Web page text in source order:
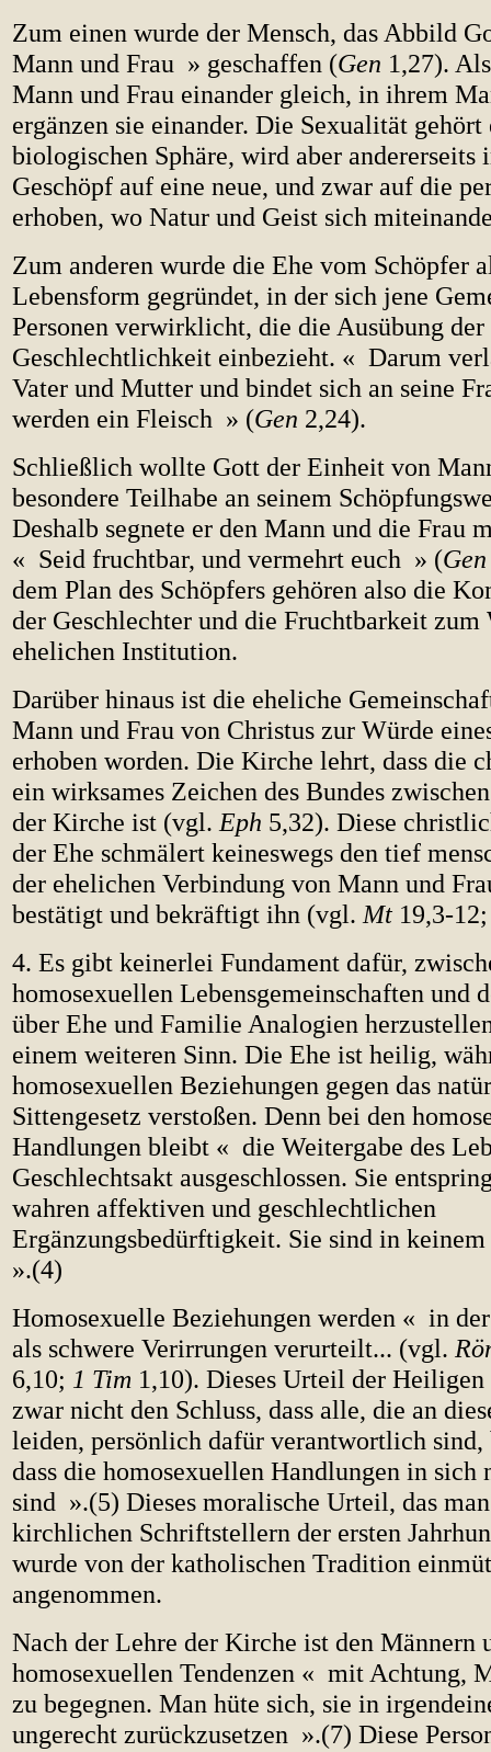
Zum einen wurde der Mensch, das Abbild
Mann und Frau » geschaffen (Gen 1,27).
Mann und Frau einander gleich, in ihrem
ergänzen sie einander. Die Sexualität gehört
biologischen Sphäre, wird aber andererseits
Geschöpf auf eine neue, und zwar auf die
erhoben, wo Natur und Geist sich
Zum anderen wurde die Ehe vom Schöpfer
Lebensform gegründet, in der sich jene
Personen verwirklicht, die die Ausübung der
Geschlechtlichkeit einbezieht. « Darum
Vater und Mutter und bindet sich an seine
werden ein Fleisch » (Gen 2,24).
Schließlich wollte Gott der Einheit von
besondere Teilhabe an seinem
Deshalb segnete er den Mann und die Frau
« Seid fruchtbar, und vermehrt euch » (Gen
dem Plan des Schöpfers gehören also die
der Geschlechter und die Fruchtbarkeit zum
ehelichen Institution.
Darüber hinaus ist die eheliche
Mann und Frau von Christus zur Würde
erhoben worden. Die Kirche lehrt, dass die
ein wirksames Zeichen des Bundes
der Kirche ist (vgl. Eph 5,32). Diese
der Ehe schmälert keineswegs den tief
der ehelichen Verbindung von Mann und
bestätigt und bekräftigt ihn (vgl. Mt 19,3-
4. Es gibt keinerlei Fundament dafür,
homosexuellen Lebensgemeinschaften und
über Ehe und Familie Analogien
einem weiteren Sinn. Die Ehe ist heilig,
homosexuellen Beziehungen gegen das
Sittengesetz verstoßen. Denn bei den
Handlungen bleibt « die Weitergabe des
Geschlechtsakt ausgeschlossen. Sie
wahren affektiven und geschlechtlichen
Ergänzungsbedürftigkeit. Sie sind in
».(4)
Homosexuelle Beziehungen werden « in
als schwere Verirrungen verurteilt... (vgl.
6,10; 1 Tim 1,10). Dieses Urteil der
zwar nicht den Schluss, dass alle, die an
leiden, persönlich dafür verantwortlich sind,
dass die homosexuellen Handlungen in sich
sind ».(5) Dieses moralische Urteil, das
kirchlichen Schriftstellern der ersten
wurde von der katholischen Tradition
angenommen.
Nach der Lehre der Kirche ist den Männern
homosexuellen Tendenzen « mit Achtung,
zu begegnen. Man hüte sich, sie in
ungerecht zurückzusetzen ».(7) Diese